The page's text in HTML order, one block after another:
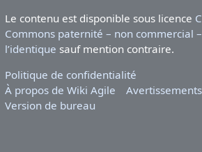
Le contenu est disponible sous licence
Commons paternité – non commercial
l’identique sauf mention contraire.
Politique de confidentialité
À propos de Wiki Agile
Avertissements
Version de bureau